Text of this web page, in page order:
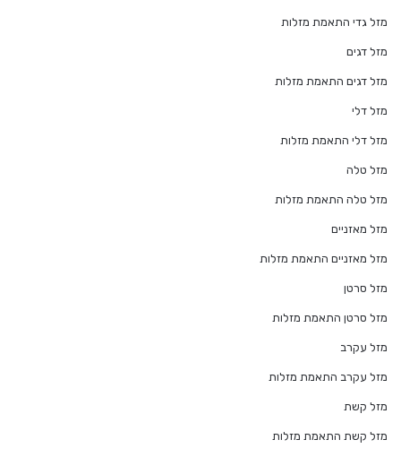
מזל גדי התאמת מזלות
מזל דגים
מזל דגים התאמת מזלות
מזל דלי
מזל דלי התאמת מזלות
מזל טלה
מזל טלה התאמת מזלות
מזל מאזניים
מזל מאזניים התאמת מזלות
מזל סרטן
מזל סרטן התאמת מזלות
מזל עקרב
מזל עקרב התאמת מזלות
מזל קשת
מזל קשת התאמת מזלות